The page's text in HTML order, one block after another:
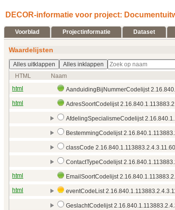
DECOR-informatie voor project:
Voorblad Projectinformatie Dataset
Waardelijsten
Alles uitklappen
Alles inklappen
HTML
Naam
html
AanduidingBijNummerCodelijst
html AdresSoortCodelijst
AfdelingSpecialismeCodelijst
BestemmingCodelijst
classCode
ContactTypeCodelijst
html EmailSoortCodelijst
html eventCodeList
GeslachtCodelijst